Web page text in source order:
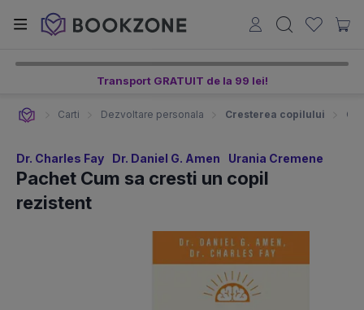
Transport GRATUIT de la 99 lei!
Carti Dezvoltare personala Cresterea copilului
Dr. Charles Fay Dr. Daniel G. Amen Urania Cremene
Pachet Cum sa cresti un copil
rezistent